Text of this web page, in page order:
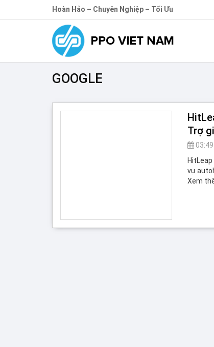
Hoàn Hảo – Chuyên Nghiệp – Tối Ưu
GOOGLE
Trợ
03:49
vụ
Xem